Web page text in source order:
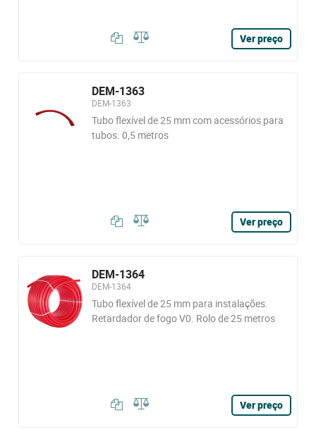
Ver preço
DEM-1363
DEM-1363
Tubo flexível de 25 mm com acessórios para
tubos. 0,5 metros
Ver preço
DEM-1364
DEM-1364
Tubo flexível de 25 mm para instalações.
Retardador de fogo V0. Rolo de 25 metros
Ver preço